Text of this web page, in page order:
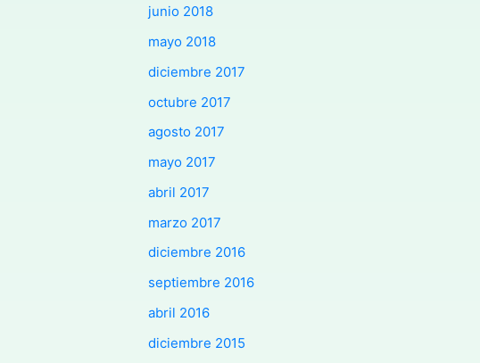
junio 2018
mayo 2018
diciembre 2017
octubre 2017
agosto 2017
mayo 2017
abril 2017
marzo 2017
diciembre 2016
septiembre 2016
abril 2016
diciembre 2015